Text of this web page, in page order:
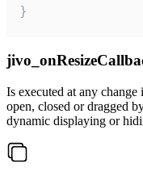
}
Is executed at any
open, closed or dragged
dynamic displaying or